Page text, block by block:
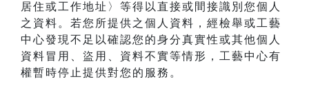
居住或工作地址〉等得以直接或間接識別您個人
之資料。若您所提供之個人資料，經檢舉或工藝
中心發現不足以確認您的身分真實性或其他個人
資料冒用、盜用、資料不實等情形，工藝中心有
權暫時停止提供對您的服務。